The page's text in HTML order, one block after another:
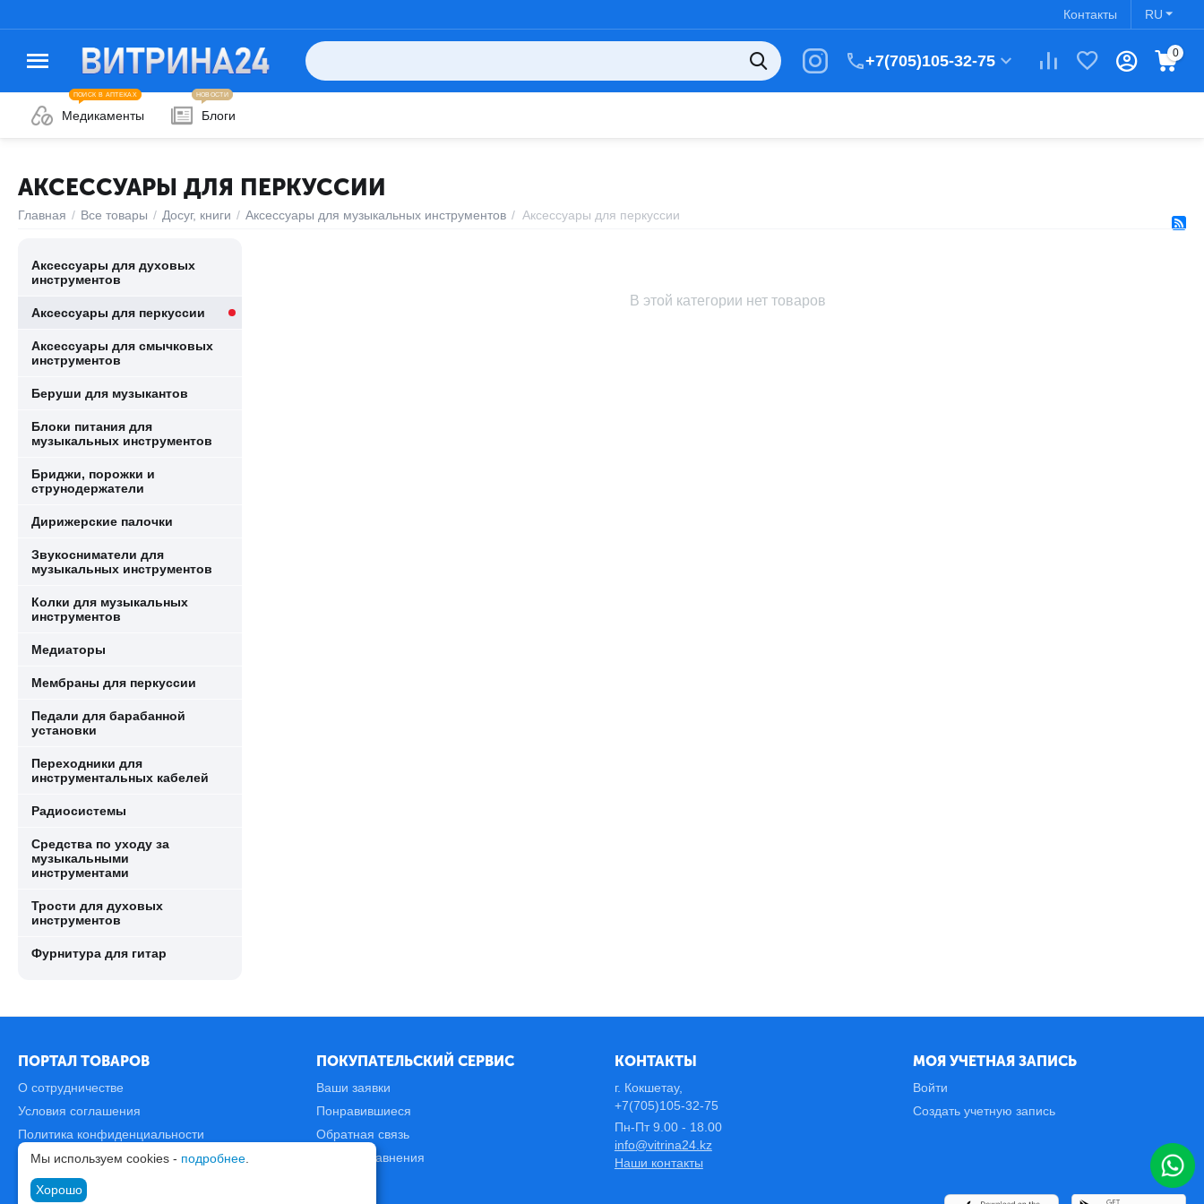
RU
Контакты
+7(705)105-32-75 0
Медикаменты
ПОИСК В АПТЕКАХ
Блоги
НОВОСТИ
АКСЕССУАРЫ ДЛЯ ПЕРКУССИИ
Главная / Все товары / Досуг, книги / Аксессуары для музыкальных инструментов / Аксессуары для перкуссии
В этой категории нет товаров
Аксессуары для духовых
инструментов
Аксессуары для перкуссии
Аксессуары для смычковых
инструментов
Беруши для музыкантов
Блоки питания для
музыкальных инструментов
Бриджи, порожки и
струнодержатели
Дирижерские палочки
Звукосниматели для
музыкальных инструментов
Колки для музыкальных
инструментов
Медиаторы
Мембраны для перкуссии
Педали для барабанной
установки
Переходники для
инструментальных кабелей
Радиосистемы
Средства по уходу за
музыкальными
инструментами
Трости для духовых
инструментов
Фурнитура для гитар
ПОРТАЛ ТОВАРОВ
О сотрудничестве
Условия соглашения
Политика конфиденциальности
Карта сайта
ПОКУПАТЕЛЬСКИЙ СЕРВИС
Ваши заявки
Понравившиеся
Обратная связь
Список сравнения
КОНТАКТЫ
г. Кокшетау,
+7(705)105-32-75
Пн-Пт 9.00 - 18.00
info@vitrina24.kz
Наши контакты
МОЯ УЧЕТНАЯ ЗАПИСЬ
Войти
Создать учетную запись
Мы используем cookies - подробнее
Хорошо